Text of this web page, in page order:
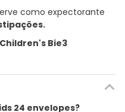
como expectorante
Bie3
24 envelopes?